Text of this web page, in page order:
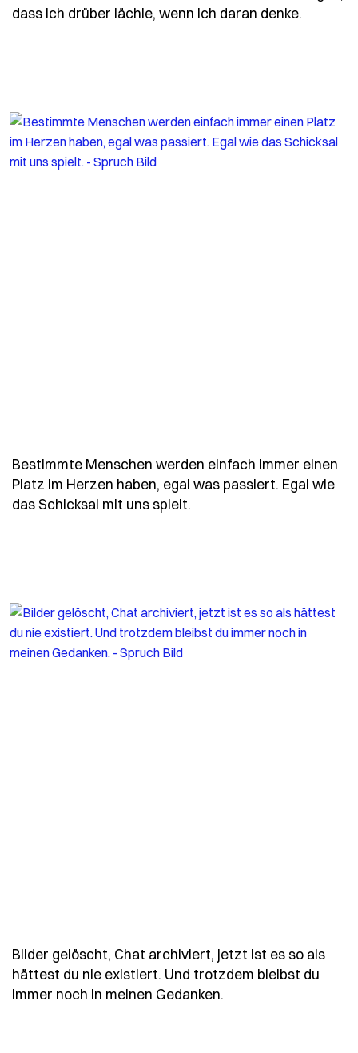
dass ich drüber lächle, wenn ich daran denke.
Bestimmte Menschen werden einfach immer einen
Platz im Herzen haben, egal was passiert. Egal wie
das Schicksal mit uns spielt.
Bilder gelöscht, Chat archiviert, jetzt ist es so als
hättest du nie existiert. Und trotzdem bleibst du
immer noch in meinen Gedanken.